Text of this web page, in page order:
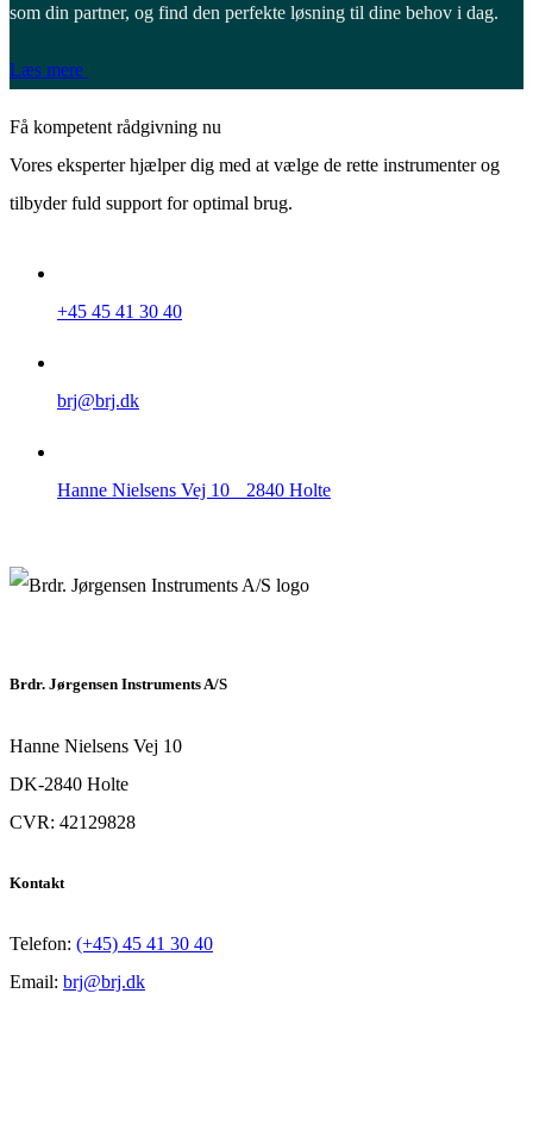
som din partner, og find den perfekte løsning til dine behov i dag.
Læs mere
Få kompetent rådgivning nu
Vores eksperter hjælper dig med at vælge de rette instrumenter og
tilbyder fuld support for optimal brug.
+45 45 41 30 40
brj@brj.dk
Hanne Nielsens Vej 10 2840 Holte
Brdr. Jørgensen Instruments A/S
Hanne Nielsens Vej 10
DK-2840 Holte
CVR: 42129828
Kontakt
Telefon: (+45) 45 41 30 40
Email: brj@brj.dk